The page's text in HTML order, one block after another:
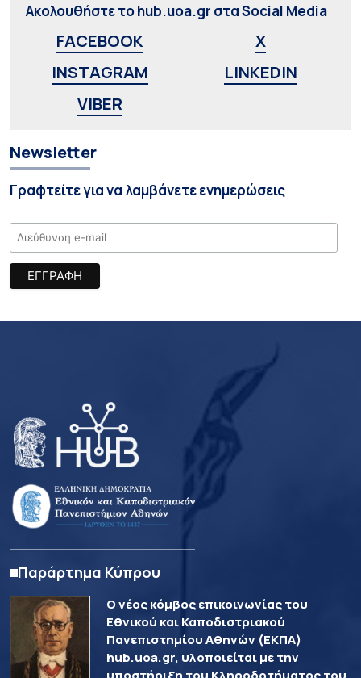
Ακολουθήστε το hub.uoa.gr στα Social Media
FACEBOOK
X
INSTAGRAM
LINKEDIN
VIBER
Newsletter
Γραφτείτε για να λαμβάνετε ενημερώσεις
Παράρτημα Κύπρου
Ο νέος κόμβος επικοινωνίας του
Εθνικού και Καποδιστριακού
Πανεπιστημίου Αθηνών (ΕΚΠΑ)
hub.uoa.gr, υλοποιείται με την